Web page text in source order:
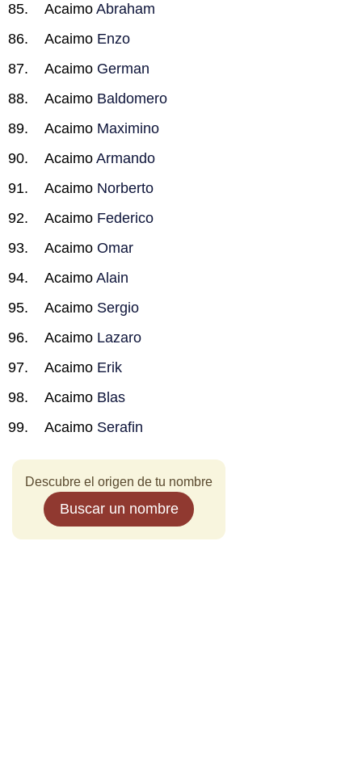
Acaimo Abraham
Acaimo Enzo
Acaimo German
Acaimo Baldomero
Acaimo Maximino
Acaimo Armando
Acaimo Norberto
Acaimo Federico
Acaimo Omar
Acaimo Alain
Acaimo Sergio
Acaimo Lazaro
Acaimo Erik
Acaimo Blas
Acaimo Serafin
Descubre el origen de tu nombre
Buscar un nombre